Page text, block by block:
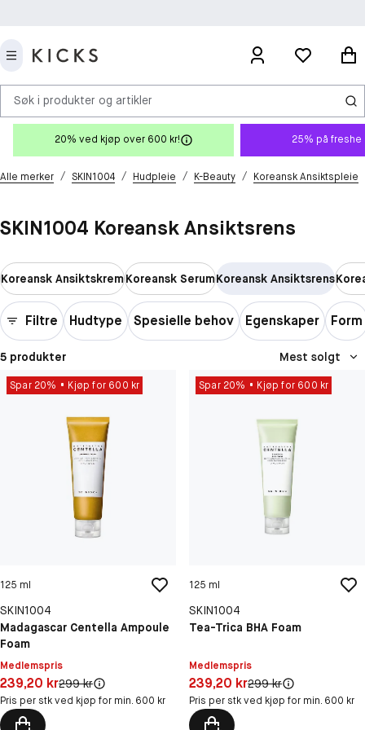
Søk i produkter og artikler
20% ved kjøp over 600 kr! 25% på freshe
Alle merker / SKIN1004 / Hudpleie / K-Beauty / Koreansk Ansiktspleie
SKIN1004 Koreansk Ansiktsrens
Koreansk AnsiktskremKoreansk SerumKoreansk Ansiktsrens
Filtre Hudtype Spesielle behov Egenskaper Form
5 produkter Mest solgt
Spar 20% Kjøp for 600 kr
125 ml
SKIN1004
Madagascar Centella Ampoule
Foam
Medlemspris
Pris: 239,20 kr
239,20 krOriginal pris:
299 kr
Pris per stk ved kjøp for min. 600 kr
Spar 20% Kjøp for 600 kr
125 ml
SKIN1004
Tea-Trica BHA Foam
Medlemspris
Pris: 239,20 kr
239,20 krOriginal pris:
299 kr
Pris per stk ved kjøp for min. 600 kr